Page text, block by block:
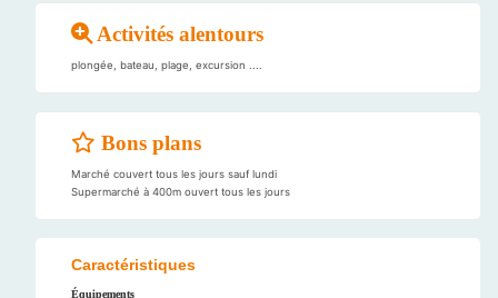
Activités alentours
plongée, bateau, plage, excursion ....
Bons plans
Marché couvert tous les jours sauf lundi
Supermarché à 400m ouvert tous les jours
Caractéristiques
Équipements